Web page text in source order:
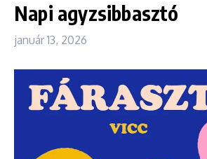
Napi agyzsibbasztó
január 13, 2026